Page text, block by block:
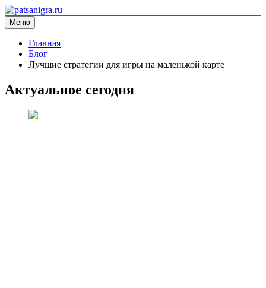
Перейти
к
содержимому
patsanigra.ru
информационный сайт
Меню
Главная
Блог
Лучшие стратегии для игры на маленькой карте
Актуальное сегодня